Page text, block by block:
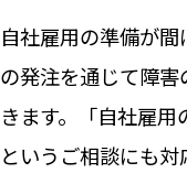
自社雇用の準備が
の発注を通じて障
きます。「自社雇用
というご相談にも対